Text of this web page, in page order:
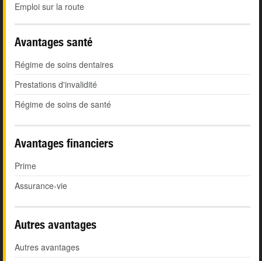
Emploi sur la route
Avantages santé
Régime de soins dentaires
Prestations d'invalidité
Régime de soins de santé
Avantages financiers
Prime
Assurance-vie
Autres avantages
Autres avantages